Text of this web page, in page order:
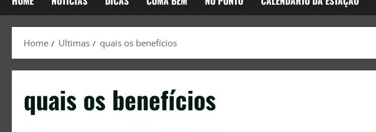
Home Ultimas quais os benefícios
quais os benefícios